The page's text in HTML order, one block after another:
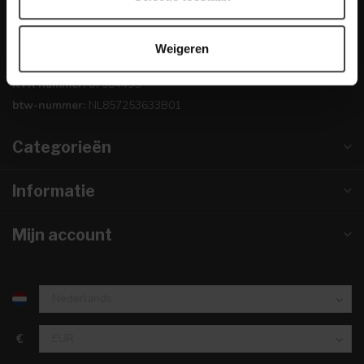
Weigeren
info@dewoonwinkel.nl
KVK nummer:67984495
btw-nummer: NL857253633B01
Categorieën
Informatie
Mijn account
€